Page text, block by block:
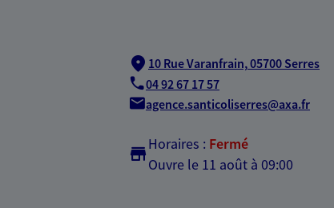
10 Rue Varanfrain,05700 Serres
04 92 67 17 57
agence.santicoliserres@axa.fr
Horaires : Fermé
Ouvre le 11 août à 09:00